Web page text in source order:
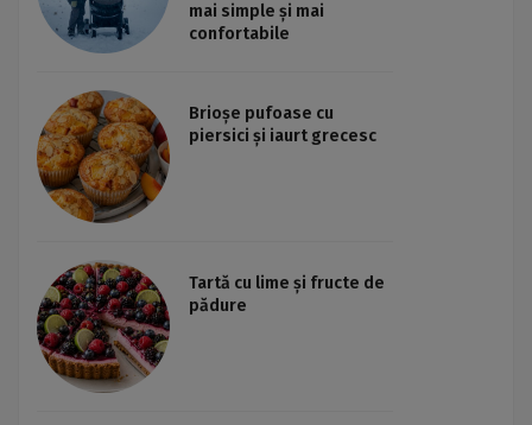
mai simple și mai
confortabile
Brioșe pufoase cu
piersici și iaurt grecesc
Tartă cu lime și fructe de
pădure